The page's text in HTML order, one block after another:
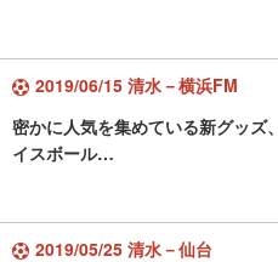
2019/06/15 清水－横浜FM
密かに人気を集めている新グッズ
イスボール…
2019/05/25 清水－仙台